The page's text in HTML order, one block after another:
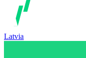
Latvia